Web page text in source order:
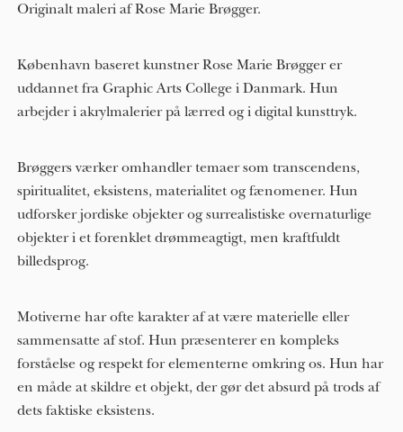
Originalt maleri af Rose Marie Brøgger.
København baseret kunstner Rose Marie Brøgger er
uddannet fra Graphic Arts College i Danmark. Hun
arbejder i akrylmalerier på lærred og i digital kunsttryk.
Brøggers værker omhandler temaer som transcendens,
spiritualitet, eksistens, materialitet og fænomener. Hun
udforsker jordiske objekter og surrealistiske overnaturlige
objekter i et forenklet drømmeagtigt, men kraftfuldt
billedsprog.
Motiverne har ofte karakter af at være materielle eller
sammensatte af stof. Hun præsenterer en kompleks
forståelse og respekt for elementerne omkring os. Hun har
en måde at skildre et objekt, der gør det absurd på trods af
dets faktiske eksistens.